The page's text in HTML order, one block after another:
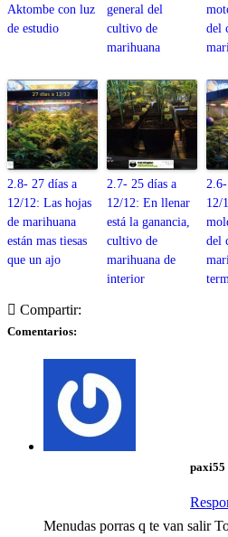
Aktombe con luz
de estudio
general del
cultivo de
marihuana
del
2.8- 27 días a
12/12: Las hojas
de marihuana
están mas tiesas
que un ajo
2.7- 25 días a
12/12: En llenar
está la ganancia,
cultivo de
marihuana de
interior
12/
del
Compartir:
Comentarios:
paxi55
Menudas porras q te van salir